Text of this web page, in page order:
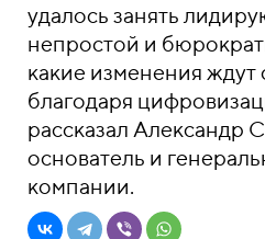
удалось занять
непростой и
какие изменения ждут
благодаря
рассказал Александр
основатель и
компании.